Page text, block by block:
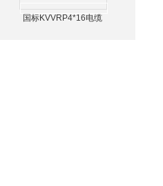
国标KVVRP4*16电缆